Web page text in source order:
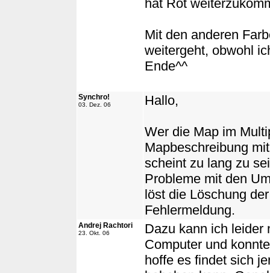
hat Rot
Mit den anderen
weitergeht, obwohl
Ende^^
Synchro!
03. Dez. 06 Hallo,
Wer die Map im
Mapbeschreibung
scheint zu lang zu
Probleme mit den
löst die Löschung
Fehlermeldung.
Andrej Rachtori
23. Okt. 06
Dazu kann ich leider
Computer und
hoffe es findet sich